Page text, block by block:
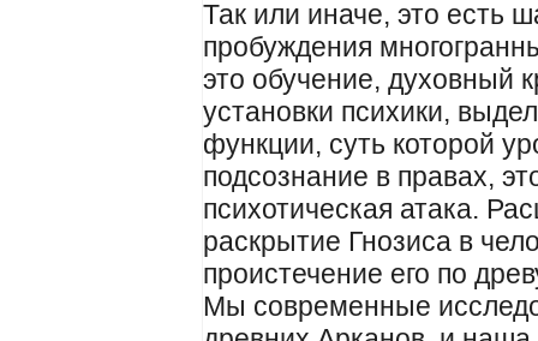
Так или иначе, это есть
пробуждения
это обучение, духовный
установки психики,
функции, суть которой
подсознание в правах,
психотическая атака.
раскрытие Гнозиса в
проистечение его по
Мы современные